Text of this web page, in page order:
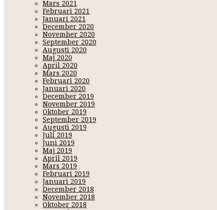
Mars 2021
Februari 2021
Januari 2021
December 2020
November 2020
September 2020
Augusti 2020
Maj 2020
April 2020
Mars 2020
Februari 2020
Januari 2020
December 2019
November 2019
Oktober 2019
September 2019
Augusti 2019
Juli 2019
Juni 2019
Maj 2019
April 2019
Mars 2019
Februari 2019
Januari 2019
December 2018
November 2018
Oktober 2018